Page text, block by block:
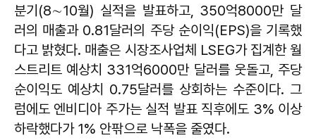
분기(8∼10월) 실적을 발표하고, 350억8000만 달
러의 매출과 0.81달러의 주당 순이익(EPS)을 기록했
다고 밝혔다. 매출은 시장조사업체 LSEG가 집계한 월
스트리트 예상치 331억6000만 달러를 웃돌고, 주당
순이익도 예상치 0.75달러를 상회하는 수준이다. 그
럼에도 엔비디아 주가는 실적 발표 직후에도 3% 이상
하락했다가 1% 안팎으로 낙폭을 줄였다.